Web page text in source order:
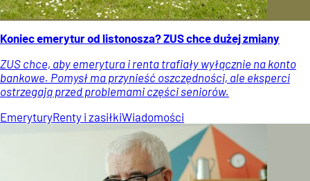
Koniec emerytur od listonosza? ZUS chce dużej zmiany
ZUS chce, aby emerytura i renta trafiały wyłącznie na konto
bankowe. Pomysł ma przynieść oszczędności, ale eksperci
ostrzegają przed problemami części seniorów.
EmeryturyRenty i zasiłkiWiadomości